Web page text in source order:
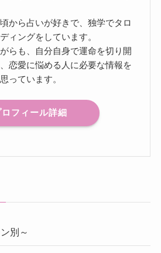
から占いが好きで、独学でタロ
ィングをしています。
らも、自分自身で運命を切り開
恋愛に悩める人に必要な情報を
っています。
ロフィール詳細
別～